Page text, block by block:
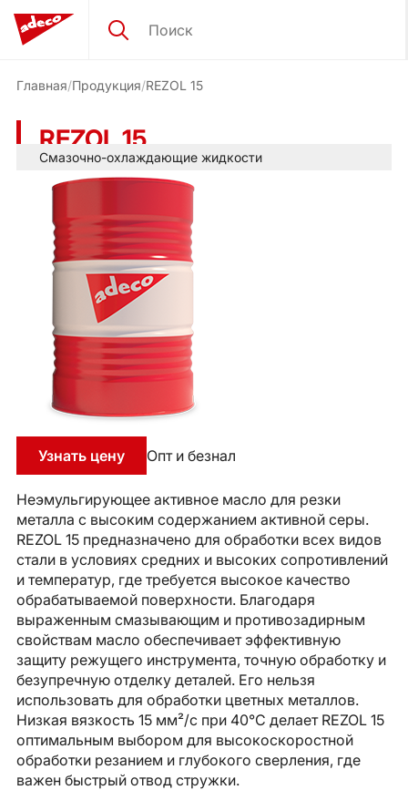
Главная Продукция REZOL 15
REZOL 15
Смазочно-охлаждающие жидкости
Узнать цену Опт и безнал
Неэмульгирующее активное масло для резки
металла с высоким содержанием активной серы.
REZOL 15 предназначено для обработки всех видов
стали в условиях средних и высоких сопротивлений
и температур, где требуется высокое качество
обрабатываемой поверхности. Благодаря
выраженным смазывающим и противозадирным
свойствам масло обеспечивает эффективную
защиту режущего инструмента, точную обработку и
безупречную отделку деталей. Его нельзя
использовать для обработки цветных металлов.
Низкая вязкость 15 мм²/с при 40°C делает REZOL 15
оптимальным выбором для высокоскоростной
обработки резанием и глубокого сверления, где
важен быстрый отвод стружки.